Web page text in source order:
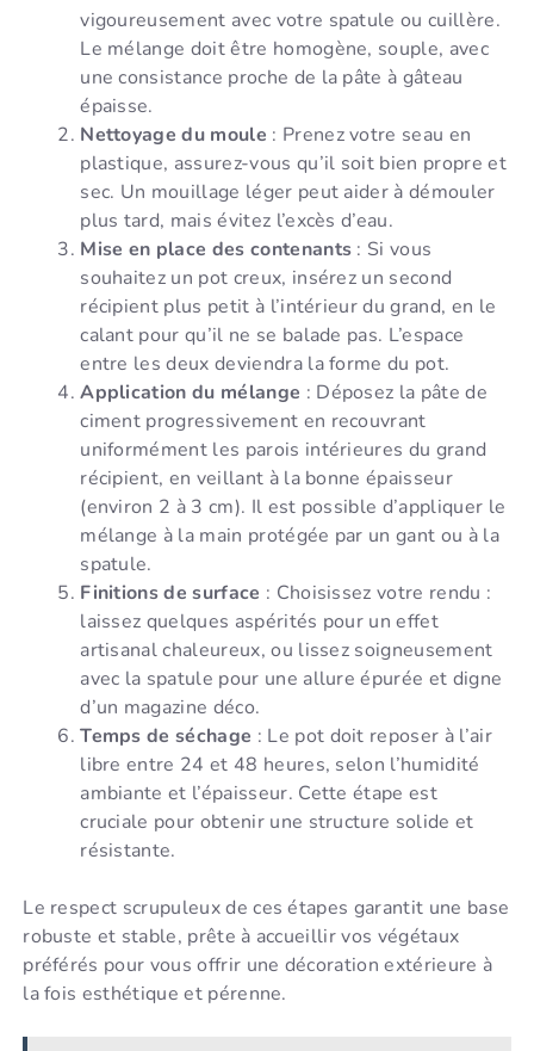
vigoureusement avec votre spatule ou cuillère.
Le mélange doit être homogène, souple, avec
une consistance proche de la pâte à gâteau
épaisse.
Nettoyage du moule : Prenez votre seau en
plastique, assurez-vous qu’il soit bien propre et
sec. Un mouillage léger peut aider à démouler
plus tard, mais évitez l’excès d’eau.
Mise en place des contenants : Si vous
souhaitez un pot creux, insérez un second
récipient plus petit à l’intérieur du grand, en le
calant pour qu’il ne se balade pas. L’espace
entre les deux deviendra la forme du pot.
Application du mélange : Déposez la pâte de
ciment progressivement en recouvrant
uniformément les parois intérieures du grand
récipient, en veillant à la bonne épaisseur
(environ 2 à 3 cm). Il est possible d’appliquer le
mélange à la main protégée par un gant ou à la
spatule.
Finitions de surface : Choisissez votre rendu :
laissez quelques aspérités pour un effet
artisanal chaleureux, ou lissez soigneusement
avec la spatule pour une allure épurée et digne
d’un magazine déco.
Temps de séchage : Le pot doit reposer à l’air
libre entre 24 et 48 heures, selon l’humidité
ambiante et l’épaisseur. Cette étape est
cruciale pour obtenir une structure solide et
résistante.
Le respect scrupuleux de ces étapes garantit une base
robuste et stable, prête à accueillir vos végétaux
préférés pour vous offrir une décoration extérieure à
la fois esthétique et pérenne.